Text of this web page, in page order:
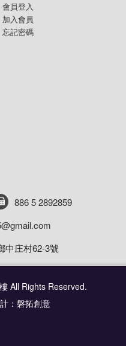
會員登入
加入會員
忘記密碼
886 5 2892859
中庄村62-3號
All Rights Reserved.
：磐拓創意